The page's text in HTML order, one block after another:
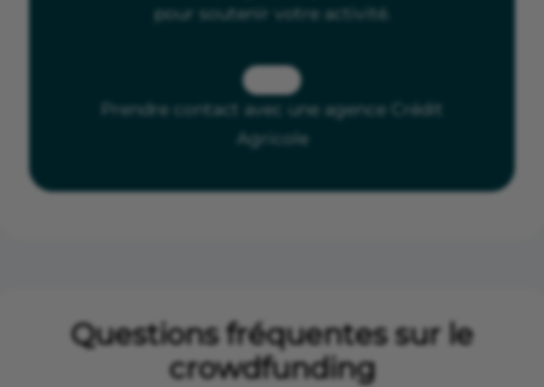
pour soutenir votre activité.
Prendre contact avec une agence Crédit
Agricole
Questions fréquentes sur le
crowdfunding